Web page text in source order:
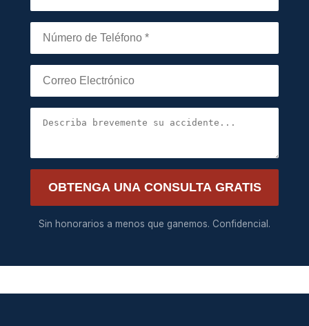
OBTENGA UNA CONSULTA GRATIS
Sin honorarios a menos que ganemos. Confidencial.